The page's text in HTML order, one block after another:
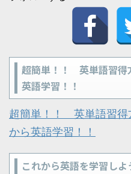
超簡単！！ 英単語習得
英語学習！！
超簡単！！ 英単語習得
から英語学習！！
これから英語を学習し